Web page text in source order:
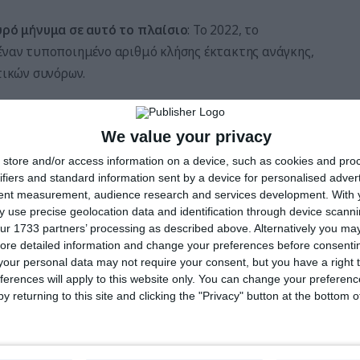
We value your privacy
store and/or access information on a device, such as cookies and
and standard information sent by a device for personalised
measurement, audience research and services development. With
use precise geolocation data and identification through device
1733 partners’ processing as described above. Alternatively you
detailed information and change your preferences before
personal data may not require your consent, but you have a right
will apply to this website only. You can change your
returning to this site and clicking the "Privacy" button at the bottom
μήνυμα σε αυτό το πλαίσιο: Το 2022, το
τυποποιημένο αριθμό κλήσης έκτακτης ανάγκης,
συνόρων.
117 ή αν θα εισαχθεί ο 113.
ευκολομνημόνευτος αριθμός όπως το 113.
των υπηρεσιών έκτακτης ανάγκης
τα υφιστάμενα συστήματα κλήσεων έκτακτης
καταστάσεις έκτακτης ανάγκης, ενώ οι ψυχικές
χρόνο.
επίσης να μειώσει τις απώλειες κατοικιών, τα